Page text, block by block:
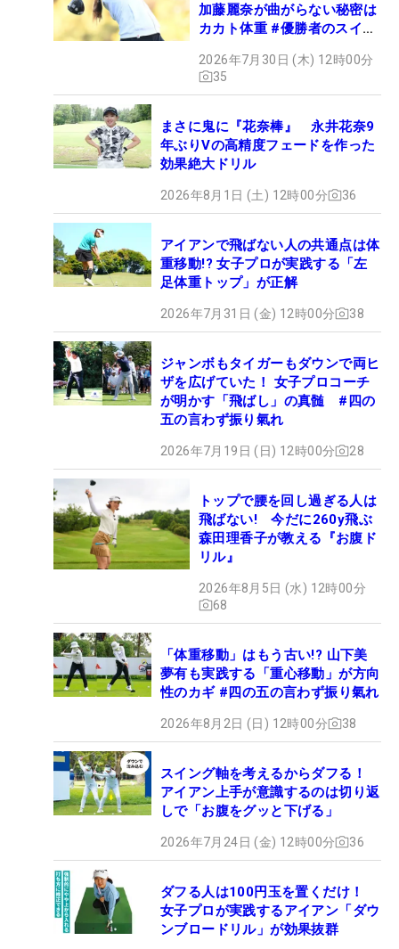
加藤麗奈が曲がらない秘密は
カカト体重 #優勝者のスイン
2026年7月30日 (木) 12時00分
35
まさに鬼に『花奈棒』 永井花奈9
年ぶりVの高精度フェードを作った
効果絶大ドリル
2026年8月1日 (土) 12時00分 36
アイアンで飛ばない人の共通点は体
重移動!? 女子プロが実践する「左
足体重トップ」が正解
2026年7月31日 (金) 12時00分 38
ジャンボもタイガーもダウンで両ヒ
ザを広げていた！ 女子プロコーチ
が明かす「飛ばし」の真髄 #四の
五の言わず振り氣れ
2026年7月19日 (日) 12時00分 28
トップで腰を回し過ぎる人は
飛ばない! 今だに260y飛ぶ
森田理香子が教える『お腹ド
リル』
2026年8月5日 (水) 12時00分
68
「体重移動」はもう古い!? 山下美
夢有も実践する「重心移動」が方向
性のカギ #四の五の言わず振り氣れ
2026年8月2日 (日) 12時00分 38
スイング軸を考えるからダフる！
アイアン上手が意識するのは切り返
しで「お腹をグッと下げる」
2026年7月24日 (金) 12時00分 36
ダフる人は100円玉を置くだけ！
女子プロが実践するアイアン「ダウ
ンブロードリル」が効果抜群